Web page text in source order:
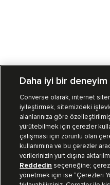
Mağazalarımız
Müşteri İlişkileri
Koleksiyon
Daha iyi bir
Converse olarak, internet
iyileştirmek, sitemizdeki
alanlarınıza göre
yürütebilmek için çerezler
çalışması için zorunlu olan
kullanımına ve bu çerezler
verilerinizin yurt dışına
Reddedin seçeneğine;
yönetmek için ise “Çerezleri